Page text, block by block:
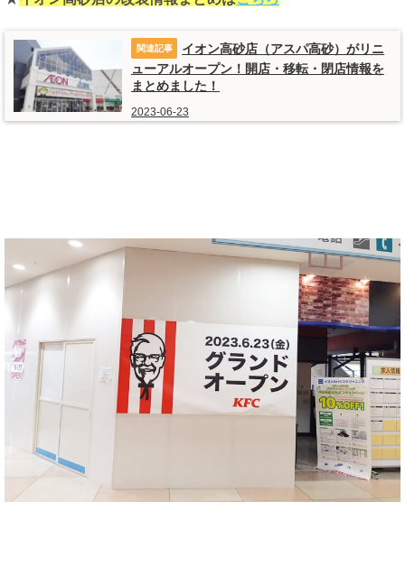
イオン高砂店（アスパ高砂）がリニ
ューアルオープン！開店・移転・閉店情報を
まとめました！
2023-06-23